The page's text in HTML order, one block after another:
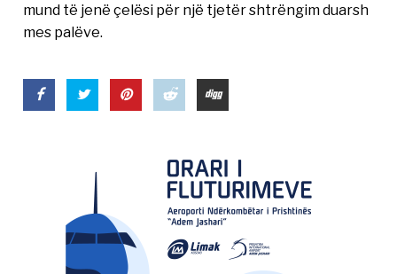
mund të jenë çelësi për një tjetër shtrëngim duarsh
mes palëve.